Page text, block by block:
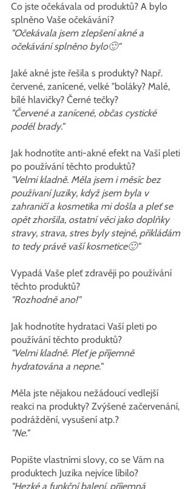
Co jste očekávala od produktů? A bylo
splněno Vaše očekávání?
"Očekávala jsem zlepšení akné a
očekávání splněno bylo🙂"
Jaké akné jste řešila s produkty? Např.
červené, zanícené, velké "boláky? Malé,
bílé hlavičky? Černé tečky?
"Červené a zanícené, občas cystické
podél brady."
Jak hodnotíte anti-akné efekt na Vaší pleti
po používání těchto produktů?
"Velmi kladně. Měla jsem i měsíc bez
používaní Juziky, když jsem byla v
zahraničí a kosmetika mi došla a pleť se
opět zhoršila, ostatní věci jako doplňky
stravy, strava, stres byly stejné, přikládám
to tedy právě vaší kosmetice🙂"
Vypadá Vaše pleť zdravěji po používání
těchto produktů?
"Rozhodně ano!"
Jak hodnotíte hydrataci Vaší pleti po
používání těchto produktů?
"Velmi kladně. Pleť je příjemně
hydratována a nepne."
Měla jste nějakou nežádoucí vedlejší
reakci na produkty? Zvýšené začervenání,
podráždění, vysušení atp.?
"Ne."
Popište vlastními slovy, co se Vám na
produktech Juzika nejvíce líbilo?
"Hezké a funkční balení, příjemná